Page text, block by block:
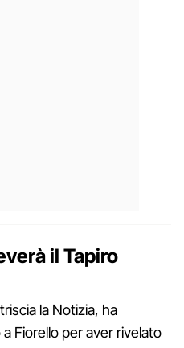
il Tapiro
la Notizia, ha
Fiorello per aver rivelato